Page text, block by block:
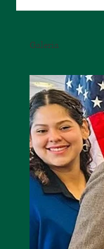
Galeria